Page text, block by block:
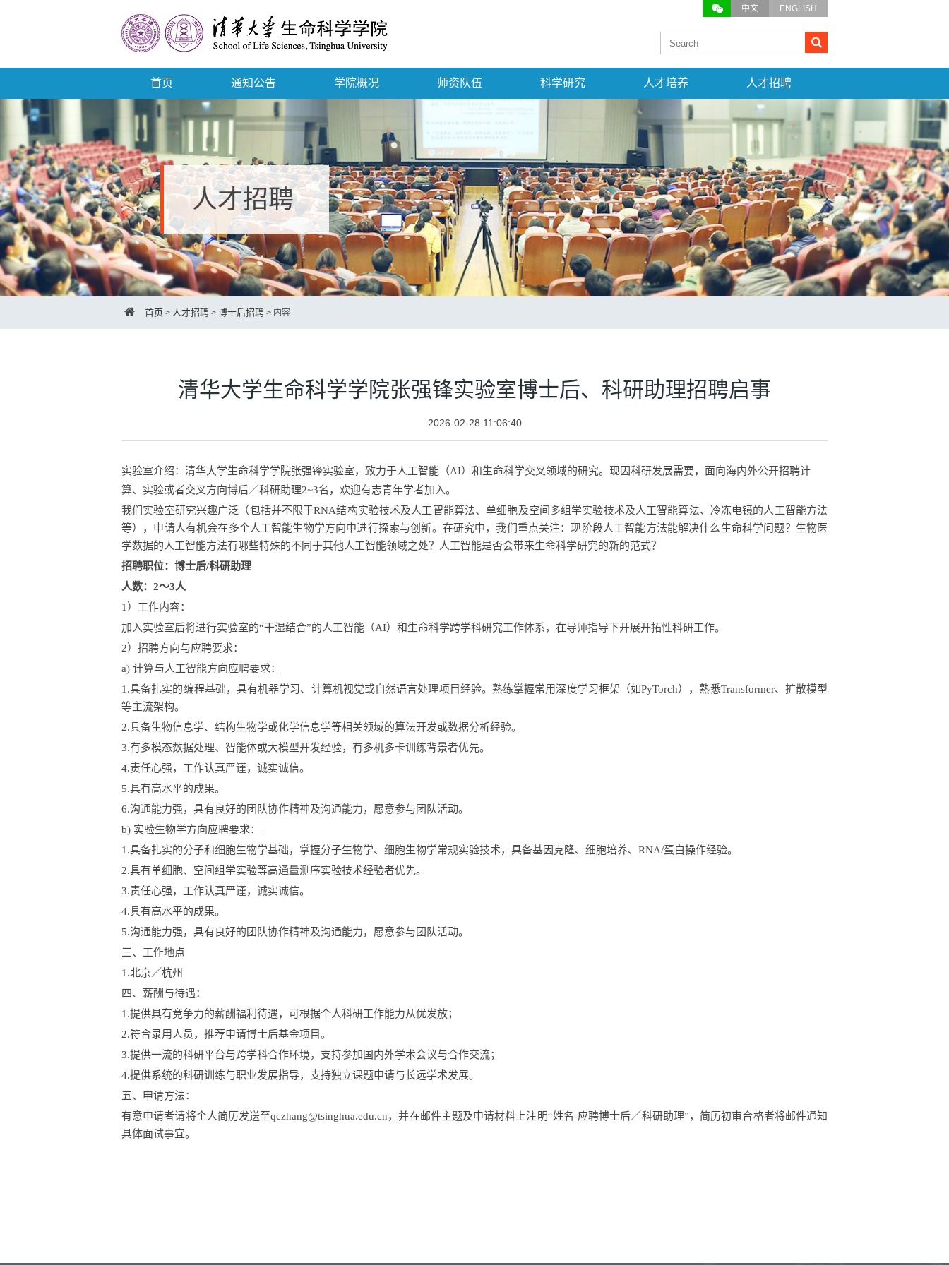
中文 ENGLISH
首页 通知公告 学院概况 师资队伍 科学研究 人才培养 人才招聘
人才招聘
首页 > 人才招聘 > 博士后招聘 > 内容
清华大学生命科学学院张强锋实验室博士后、科研助理招聘启事
2026-02-28 11:06:40
实验室介绍： 清华大学生命科学学院张强锋实验室，致力于人工智能（AI） 和生命科学交叉领域的研究。 现因科研发展需要，面向海内外公开招聘计
算、实验或者交叉方向博后／科研助理2~3名，欢迎有志青年学者加入。
我们实验室研究兴趣广泛（包括并不限于RNA结构实验技术及人工智能算法、单细胞及空间多组学实验技术及人工智能算法、冷冻电镜的人工智能方法
等），申请人有机会在多个人工智能生物学方向中进行探索与创新。在研究中，我们重点关注：现阶段人工智能方法能解决什么生命科学问题？生物医
学数据的人工智能方法有哪些特殊的不同于其他人工智能领域之处？人工智能是否会带来生命科学研究的新的范式？
招聘职位：博士后/科研助理
人数： 2～3人
1） 工作内容：
加入实验室后将进行实验室的“干湿结合”的人工智能（AI） 和生命科学跨学科研究工作体系，在导师指导下开展开拓性科研工作。
2）招聘方向与应聘要求：
a) 计算与人工智能方向应聘要求：
1.具备扎实的编程基础，具有机器学习、计算机视觉或自然语言处理项目经验。 熟练掌握常用深度学习框架（如PyTorch） ，熟悉Transformer、扩散模型
等主流架构。
2.具备生物信息学、结构生物学或化学信息学等相关领域的算法开发或数据分析经验。
3.有多模态数据处理、智能体或大模型开发经验，有多机多卡训练背景者优先。
4.责任心强，工作认真严谨，诚实诚信。
5.具有高水平的成果。
6.沟通能力强，具有良好的团队协作精神及沟通能力，愿意参与团队活动。
b) 实验生物学方向应聘要求：
1.具备扎实的分子和细胞生物学基础， 掌握分子生物学、细胞生物学常规实验技术，具备基因克隆、细胞培养、 RNA/蛋白操作经验。
2.具有单细胞、空间组学实验等高通量测序实验技术经验者优先。
3.责任心强，工作认真严谨，诚实诚信。
4.具有高水平的成果。
5.沟通能力强，具有良好的团队协作精神及沟通能力，愿意参与团队活动。
三、工作地点
1.北京／杭州
四、薪酬与待遇：
1.提供具有竞争力的薪酬福利待遇，可根据个人科研工作能力从优发放；
2.符合录用人员 ， 推荐申请博士后基金项目。
3.提供一流的科研平台与跨学科合作环境，支持参加国内外学术会议与合作交流；
4.提供系统的科研训练与职业发展指导，支持独立课题申请与长远学术发展。
五、 申请方法：
有意申请者请将个人简历发送至qczhang@tsinghua.edu.cn，并在邮件主题及申请材料上注明“姓名-应聘博士后／科研助理”，简历初审合格者将邮件通知
具体面试事宜。